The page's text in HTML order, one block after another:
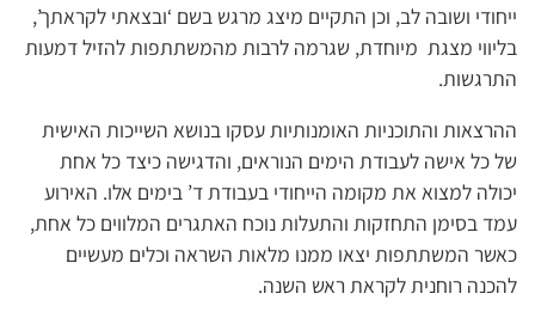
ייחודי ושובה לב, וכן התקיים מיצג מרגש בשם ‘ובצאתי לקראתך’,
בליווי מצגת מיוחדת, שגרמה לרבות מהמשתתפות להזיל דמעות
התרגשות.
ההרצאות והתוכניות האומנותיות עסקו בנושא השייכות האישית
של כל אישה לעבודת הימים הנוראים, והדגישה כיצד כל אחת
יכולה למצוא את מקומה הייחודי בעבודת ד’ בימים אלו. האירוע
עמד בסימן התחזקות והתעלות נוכח האתגרים המלווים כל אחת,
כאשר המשתתפות יצאו ממנו מלאות השראה וכלים מעשיים
להכנה רוחנית לקראת ראש השנה.